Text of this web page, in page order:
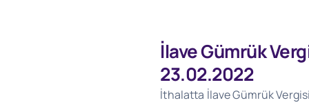
İlave Gümrük
23.02.2022
İthalatta İlave Gümrük